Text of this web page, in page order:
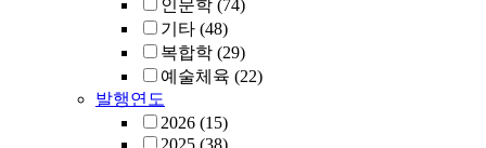
인문학 (74)
기타 (48)
복합학 (29)
예술체육 (22)
발행연도
2026 (15)
2025 (38)